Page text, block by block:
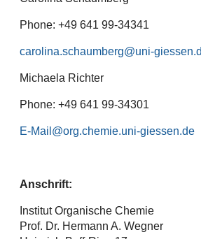
Phone: +49 641 99-34341
carolina.schaumberg
Michaela Richter
Phone: +49 641 99-34301
E-Mail
Anschrift:
Institut Organische Chemie
Prof. Dr. Hermann A. Wegner